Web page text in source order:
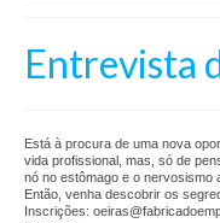
Visão, Missão
Objetivos
Agência
Entrevista
Está à procura de uma nova
vida profissional, mas, só de
nó no estômago e o nervosismo
Então, venha descobrir os
Inscrições: